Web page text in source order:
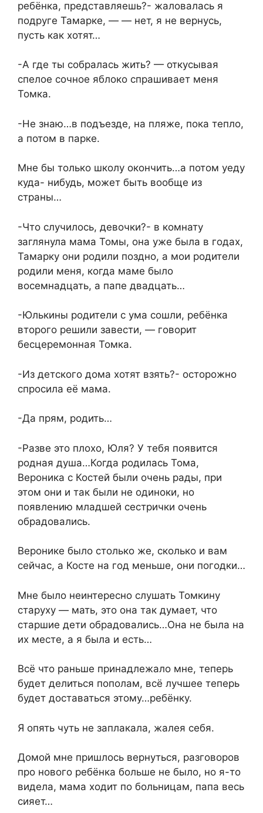
ребёнка, представляешь?- жаловалась я
подруге Тамарке, — — нет, я не вернусь,
пусть как хотят…
-А где ты собралась жить? — откусывая
спелое сочное яблоко спрашивает меня
Томка.
-Не знаю…в подъезде, на пляже, пока тепло,
а потом в парке.
Мне бы только школу окончить…а потом уеду
куда- нибудь, может быть вообще из
страны…
-Что случилось, девочки?- в комнату
заглянула мама Томы, она уже была в годах,
Тамарку они родили поздно, а мои родители
родили меня, когда маме было
восемнадцать, а папе двадцать…
-Юлькины родители с ума сошли, ребёнка
второго решили завести, — говорит
бесцеремонная Томка.
-Из детского дома хотят взять?- осторожно
спросила её мама.
-Да прям, родить…
-Разве это плохо, Юля? У тебя появится
родная душа…Когда родилась Тома,
Вероника с Костей были очень рады, при
этом они и так были не одиноки, но
появлению младшей сестрички очень
обрадовались.
Веронике было столько же, сколько и вам
сейчас, а Косте на год меньше, они погодки…
Мне было неинтересно слушать Томкину
старуху — мать, это она так думает, что
старшие дети обрадовались…Она не была на
их месте, а я была и есть…
Всё что раньше принадлежало мне, теперь
будет делиться пополам, всё лучшее теперь
будет доставаться этому…ребёнку.
Я опять чуть не заплакала, жалея себя.
Домой мне пришлось вернуться, разговоров
про нового ребёнка больше не было, но я-то
видела, мама ходит по больницам, папа весь
сияет…